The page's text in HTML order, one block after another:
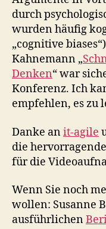
durch
wurden häufig
„cognitive
Kahnemann „
Denken“ war
Konferenz. Ich
empfehlen, es zu
Danke anit-agile
die
für die
Wenn Sie noch
wollen: Susanne
ausführlichen